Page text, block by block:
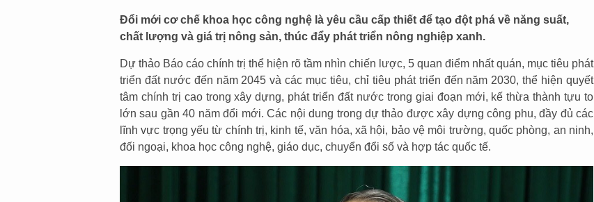
Đổi mới cơ chế khoa học công nghệ là yêu cầu cấp thiết để tạo đột phá về năng suất,
chất lượng và giá trị nông sản, thúc đẩy phát triển nông nghiệp xanh.
Dự thảo Báo cáo chính trị thể hiện rõ tầm nhìn chiến lược, 5 quan điểm nhất quán, mục tiêu phát
triển đất nước đến năm 2045 và các mục tiêu, chỉ tiêu phát triển đến năm 2030, thể hiện quyết
tâm chính trị cao trong xây dựng, phát triển đất nước trong giai đoạn mới, kế thừa thành tựu to
lớn sau gần 40 năm đổi mới. Các nội dung trong dự thảo được xây dựng công phu, đầy đủ các
lĩnh vực trọng yếu từ chính trị, kinh tế, văn hóa, xã hội, bảo vệ môi trường, quốc phòng, an ninh,
đối ngoại, khoa học công nghệ, giáo dục, chuyển đổi số và hợp tác quốc tế.